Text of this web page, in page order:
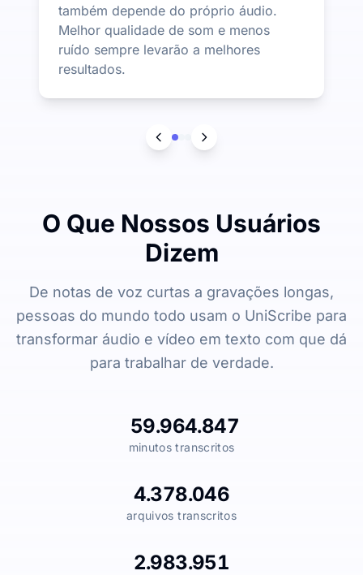
também depende do próprio áudio.
Melhor qualidade de som e menos
ruído sempre levarão a melhores
resultados.
O Que Nossos Usuários
Dizem
De notas de voz curtas a gravações longas,
pessoas do mundo todo usam o UniScribe para
transformar áudio e vídeo em texto com que dá
para trabalhar de verdade.
59.964.847
minutos transcritos
4.378.046
arquivos transcritos
2.983.951